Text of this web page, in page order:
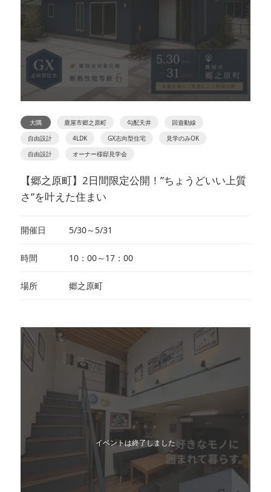
大隅 鹿屋市郷之原町 勾配天井
回遊動線
自由設計
4LDK GX志向型住宅
見学のみOK
自由設計
オーナー様邸見学会
【郷之原町】2日間限定公開！”ちょうどいい上質
さ”を叶えた住まい
開催日 5/30～5/31
時間 10：00～17：00
場所 郷之原町
イベントは終了しました